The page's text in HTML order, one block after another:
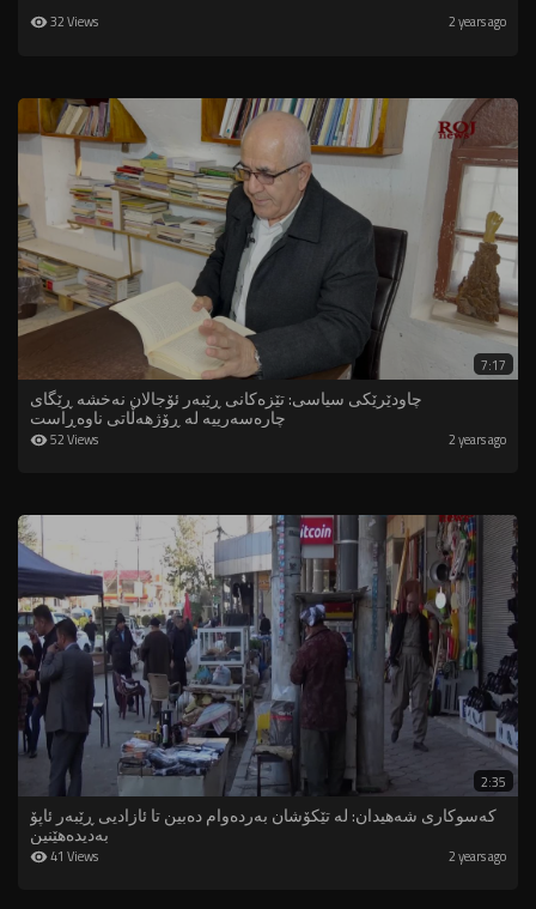
32 Views 2 years ago
7:17
چاودێرێکی سیاسی: تێزەكانی ڕێبەر ئۆجالان نەخشە ڕێگای
چارەسەرییە لە ڕۆژهەڵاتی ناوەڕاست
52 Views 2 years ago
2:35
کەسوکاری شەهیدان: لە تێکۆشان بەردەوام دەبین تا ئازادیی ڕێبەر ئاپۆ
بەدیدەهێنین
41 Views 2 years ago